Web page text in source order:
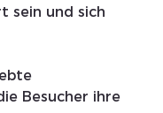
sein und sich
Besucher ihre